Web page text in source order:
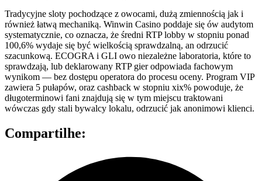
Tradycyjne sloty pochodzące z owocami, dużą zmiennością jak i
również łatwą mechaniką. Winwin Casino poddaje się ów audytom
systematycznie, co oznacza, że średni RTP lobby w stopniu ponad
100,6% wydaje się być wielkością sprawdzalną, an odrzucić
szacunkową. ECOGRA i GLI owo niezależne laboratoria, które to
sprawdzają, lub deklarowany RTP gier odpowiada fachowym
wynikom — bez dostępu operatora do procesu oceny. Program VIP
zawiera 5 pułapów, oraz cashback w stopniu xix% powoduje, że
długoterminowi fani znajdują się w tym miejscu traktowani
wówczas gdy stali bywalcy lokalu, odrzucić jak anonimowi klienci.
Compartilhe: